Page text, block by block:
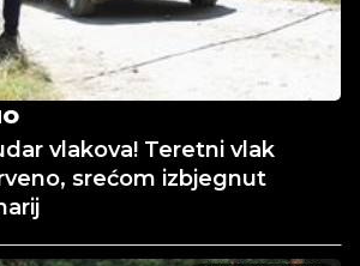
vlakova! Teretni vlak
srećom izbjegnut